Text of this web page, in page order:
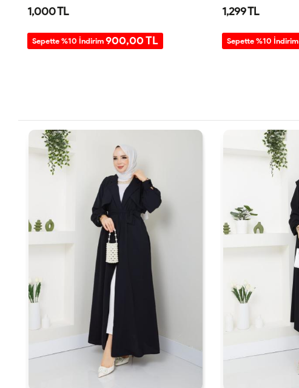
1,000 TL
Sepette %10 İndirim 900,00 TL
1,299 TL
Sepette %10 İndirim